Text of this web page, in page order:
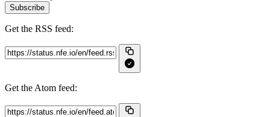
Subscribe
Get the RSS feed:
Get the Atom feed: